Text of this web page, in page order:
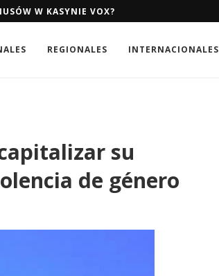
W KASYNIE VOX?
REGIONALES INTERNACIONALES
su
de género